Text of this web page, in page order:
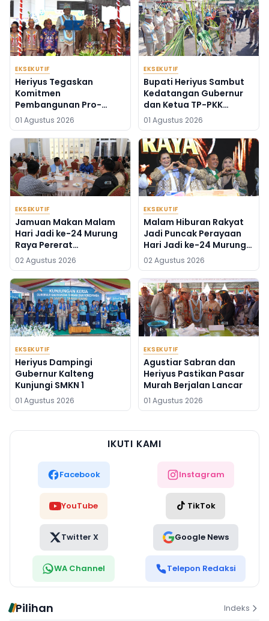
EKSEKUTIF
Heriyus Tegaskan
Komitmen
Pembangunan Pro-
Rakyat di HUT ke-24
Murung Raya
01 Agustus 2026
EKSEKUTIF
Bupati Heriyus Sambut
Kedatangan Gubernur
dan Ketua TP-PKK
Kalteng
01 Agustus 2026
EKSEKUTIF
Jamuan Makan Malam
Hari Jadi ke-24 Murung
Raya Pererat
Silaturahmi
02 Agustus 2026
EKSEKUTIF
Malam Hiburan Rakyat
Jadi Puncak Perayaan
Hari Jadi ke-24 Murung
Raya
02 Agustus 2026
EKSEKUTIF
Heriyus Dampingi
Gubernur Kalteng
Kunjungi SMKN 1
01 Agustus 2026
EKSEKUTIF
Agustiar Sabran dan
Heriyus Pastikan Pasar
Murah Berjalan Lancar
01 Agustus 2026
IKUTI KAMI
Facebook Instagram
YouTube TikTok
Twitter X Google News
WA Channel Telepon Redaksi
Pilihan Indeks